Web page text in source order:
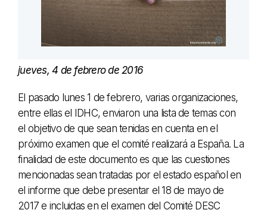
jueves, 4 de febrero de 2016
El pasado lunes 1 de febrero, varias organizaciones,
entre ellas el IDHC, enviaron una lista de temas con
el objetivo de que sean tenidas en cuenta en el
próximo examen que el comité realizará a España. La
finalidad de este documento es que las cuestiones
mencionadas sean tratadas por el estado español en
el informe que debe presentar el 18 de mayo de
2017 e incluidas en el examen del Comité DESC